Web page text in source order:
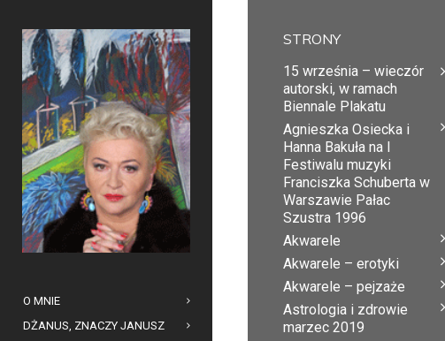
O MNIE
DŻANUS, ZNACZY JANUSZ
STRONY
15 września – wieczór
autorski, w ramach
Biennale Plakatu
Agnieszka Osiecka i
Hanna Bakuła na I
Festiwalu muzyki
Franciszka Schuberta w
Warszawie Pałac
Szustra 1996
Akwarele
Akwarele – erotyki
Akwarele – pejzaże
Astrologia i zdrowie
marzec 2019